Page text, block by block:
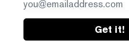
Get it!